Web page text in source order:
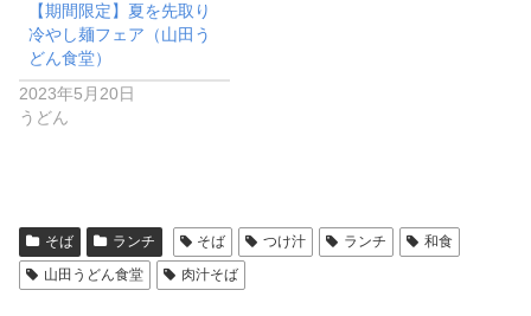
【期間限定】夏を先取り
冷やし麺フェア（山田う
どん食堂）
2023年5月20日
うどん
そば ランチ そば つけ汁 ランチ
和食
山田うどん食堂
肉汁そば